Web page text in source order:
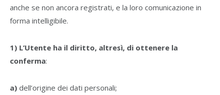
anche se non ancora registrati, e la loro comunicazione in
forma intelligibile.
1) L’Utente ha il diritto, altresì, di ottenere la
conferma:
a) dell’origine dei dati personali;